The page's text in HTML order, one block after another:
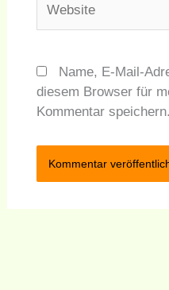
Name, E-Mail-
diesem Browser für
Kommentar speichern.